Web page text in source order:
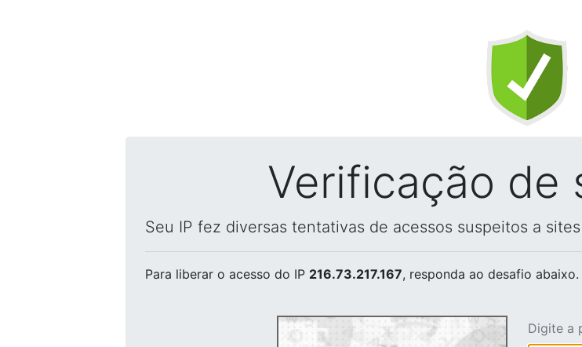
Verificação de
Seu IP fez diversas tentativas de acessos suspeitos a
Para liberar o acesso do IP 216.73.217.167, responda ao desafio abaixo.
Digite a